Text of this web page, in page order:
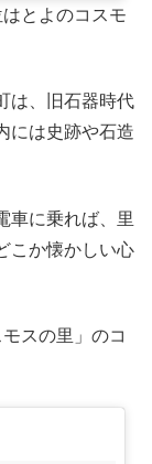
とよのコスモ
は、旧石器時代
には史跡や石造
車に乗れば、里
こか懐かしい心
スの里」のコ